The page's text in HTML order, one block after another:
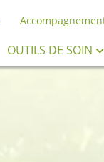
OUTILS DE SOIN